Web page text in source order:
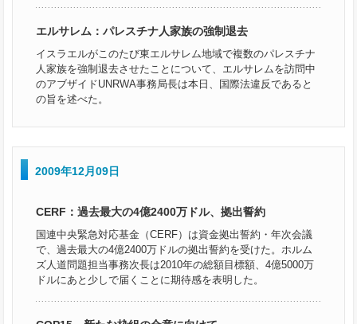
エルサレム：パレスチナ人家族の強制退去
イスラエルがこのたび東エルサレム地域で複数のパレスチナ
人家族を強制退去させたことについて、エルサレムを訪問中
のアブザイドUNRWA事務局長は本日、国際法違反であると
の旨を述べた。
2009年12月09日
CERF：過去最大の4億2400万ドル、拠出誓約
国連中央緊急対応基金（CERF）は資金拠出誓約・年次会議
で、過去最大の4億2400万ドルの拠出誓約を受けた。ホルム
ズ人道問題担当事務次長は2010年の総額目標額、4億5000万
ドルにあと少しで届くことに期待感を表明した。